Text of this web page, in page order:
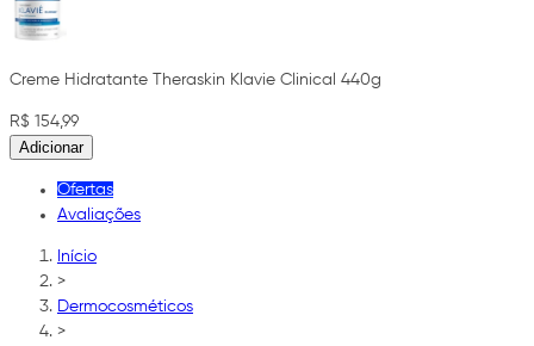
Creme Hidratante Theraskin Klavie Clinical 440g
R$ 154,99
Adicionar
Ofertas
Avaliações
Início
>
Dermocosméticos
>